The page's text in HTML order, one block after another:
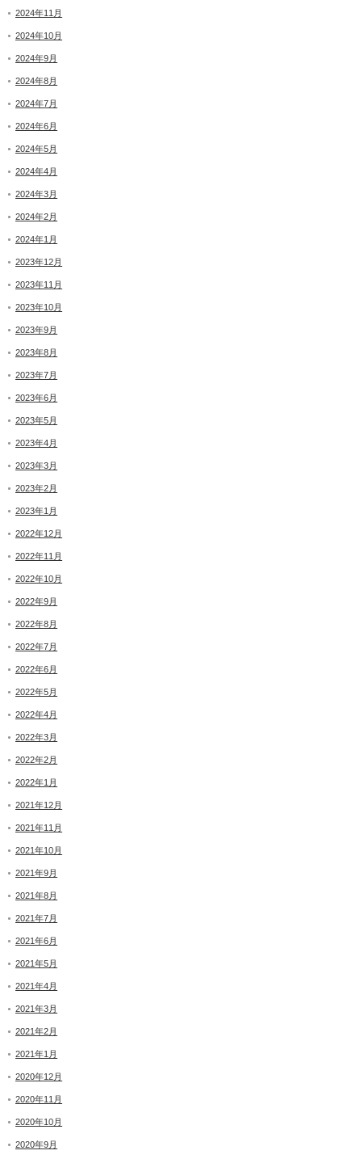
2024年11月
2024年10月
2024年9月
2024年8月
2024年7月
2024年6月
2024年5月
2024年4月
2024年3月
2024年2月
2024年1月
2023年12月
2023年11月
2023年10月
2023年9月
2023年8月
2023年7月
2023年6月
2023年5月
2023年4月
2023年3月
2023年2月
2023年1月
2022年12月
2022年11月
2022年10月
2022年9月
2022年8月
2022年7月
2022年6月
2022年5月
2022年4月
2022年3月
2022年2月
2022年1月
2021年12月
2021年11月
2021年10月
2021年9月
2021年8月
2021年7月
2021年6月
2021年5月
2021年4月
2021年3月
2021年2月
2021年1月
2020年12月
2020年11月
2020年10月
2020年9月